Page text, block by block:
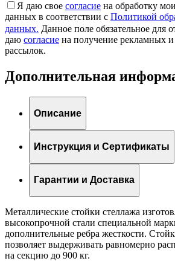
Я даю свое согласие на обработку
данных в соответствии с Политикой
данных. Данное поле обязательное для
даю согласие на получение рекламных
рассылок.
Дополнительная
Описание
Инструкция и Сертификаты
Гарантии и Доставка
Металлические стойки стеллажа
высокопрочной стали специальной
дополнительные ребра жесткости.
позволяет выдерживать равномерно
на секцию до 900 кг.